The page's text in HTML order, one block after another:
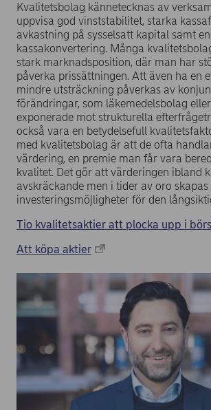
Kvalitetsbolag kännetecknas av
uppvisa god vinststabilitet, starka
avkastning på sysselsatt kapital samt
kassakonvertering. Många
stark marknadsposition, där man har
påverka prissättningen. Att även ha en
mindre utsträckning påverkas av
förändringar, som läkemedelsbolag
exponerade mot strukturella
också vara en betydelsefull
med kvalitetsbolag är att de ofta
värdering, en premie man får vara
kvalitet. Det gör att värderingen ibland
avskräckande men i tider av oro
investeringsmöjligheter för den
Tio kvalitetsaktier att plocka upp i
Att köpa aktier